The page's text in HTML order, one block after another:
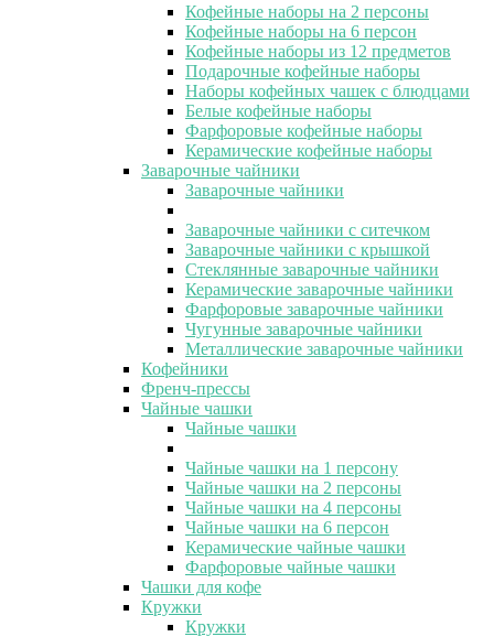
Кофейные наборы на 2 персоны
Кофейные наборы на 6 персон
Кофейные наборы из 12 предметов
Подарочные кофейные наборы
Наборы кофейных чашек с блюдцами
Белые кофейные наборы
Фарфоровые кофейные наборы
Керамические кофейные наборы
Заварочные чайники
Заварочные чайники
Заварочные чайники с ситечком
Заварочные чайники с крышкой
Стеклянные заварочные чайники
Керамические заварочные чайники
Фарфоровые заварочные чайники
Чугунные заварочные чайники
Металлические заварочные чайники
Кофейники
Френч-прессы
Чайные чашки
Чайные чашки
Чайные чашки на 1 персону
Чайные чашки на 2 персоны
Чайные чашки на 4 персоны
Чайные чашки на 6 персон
Керамические чайные чашки
Фарфоровые чайные чашки
Чашки для кофе
Кружки
Кружки